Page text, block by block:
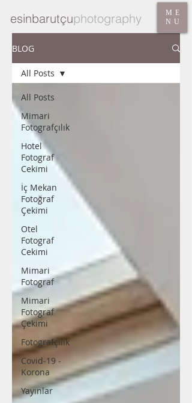
esinbarutçuphotography
ME
NU
BLOG
All Posts
Mimari
Fotografçılık
Hotel
Fotograf
Cekimi
İç Mekan
Fotoğraf
Çekimi
Otel
Fotograf
Cekimi
Mimari
Fotograf
Mimari
Fotograf
Çekimi
Fotografçılık
Covid-19 -
Korona
Yayınlar
All Posts